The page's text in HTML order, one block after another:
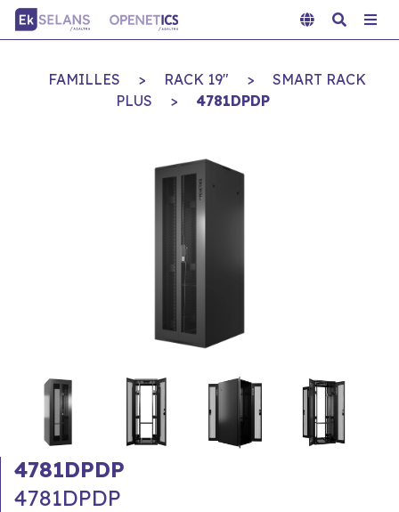
FAMILLES > RACK 19" >
SMART RACK
PLUS
> 4781DPDP
4781DPDP
4781DPDP